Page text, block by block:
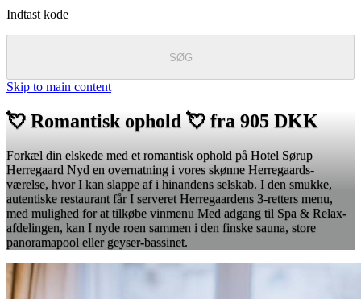
Indtast kode
SØG
Skip to main content
💘 Romantisk ophold 💘 fra 905 DKK
Forkæl din elskede med et romantisk ophold på Hotel Sørup
Herregaard Nyd en overnatning i vores skønne Herregaards-
værelse, hvor I kan slappe af i hinandens selskab. I den smukke,
autentiske restaurant får I serveret Herregaardens 3-retters menu,
med mulighed for at tilkøbe vinmenu Med adgang til Spa & Relax-
afdelingen, kan I nyde roen sammen i den finske sauna, store
panoramapool eller geyser-bassinet.